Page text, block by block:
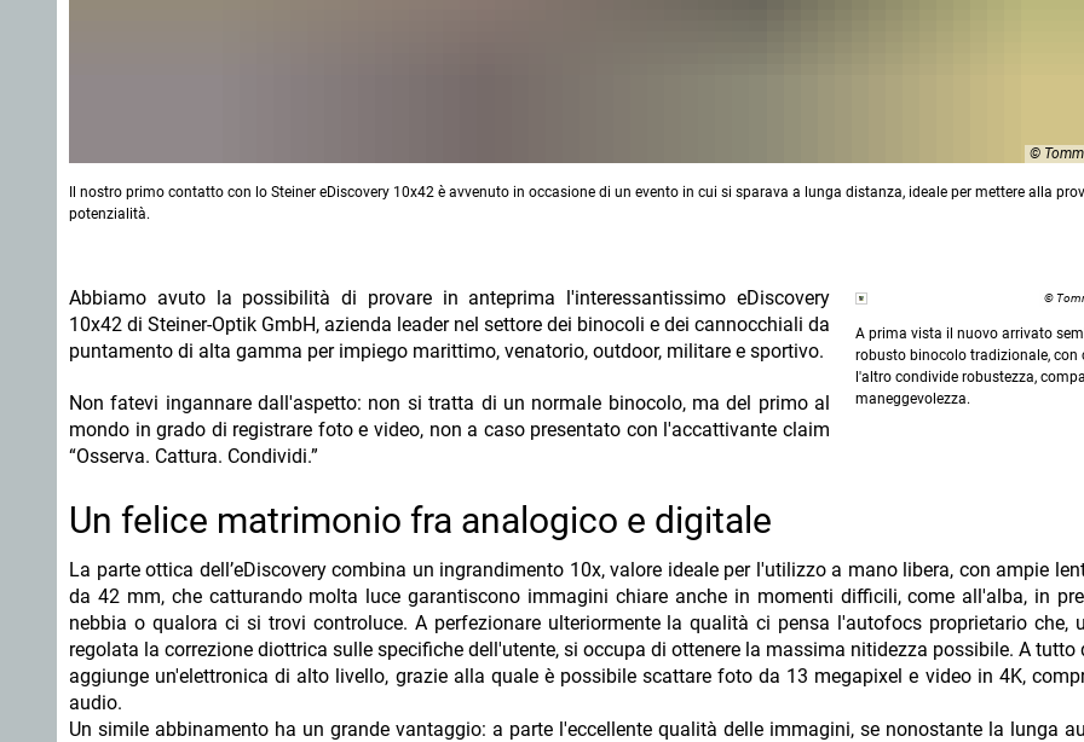
©
Il nostro primo contatto con lo Steiner eDiscovery 10x42 è avvenuto in occasione di un evento in cui si sparava a lunga distanza, ideale per mettere alla
potenzialità.
©
A prima vista il nuovo arrivato
robusto binocolo tradizionale, con
l'altro condivide robustezza,
maneggevolezza.
Abbiamo avuto la possibilità di provare in anteprima l'interessantissimo eDiscovery
10x42 di Steiner-Optik GmbH, azienda leader nel settore dei binocoli e dei cannocchiali da
puntamento di alta gamma per impiego marittimo, venatorio, outdoor, militare e sportivo.
Non fatevi ingannare dall'aspetto: non si tratta di un normale binocolo, ma del primo al
mondo in grado di registrare foto e video, non a caso presentato con l'accattivante claim
“Osserva. Cattura. Condividi.”
Un felice matrimonio fra analogico e digitale
La parte ottica dell’eDiscovery combina un ingrandimento 10x, valore ideale per l'utilizzo a mano libera, con ampie
da 42 mm, che catturando molta luce garantiscono immagini chiare anche in momenti difficili, come all'alba, in
nebbia o qualora ci si trovi controluce. A perfezionare ulteriormente la qualità ci pensa l'autofocs proprietario che,
regolata la correzione diottrica sulle specifiche dell'utente, si occupa di ottenere la massima nitidezza possibile. A tutto
aggiunge un'elettronica di alto livello, grazie alla quale è possibile scattare foto da 13 megapixel e video in 4K,
audio.
Un simile abbinamento ha un grande vantaggio: a parte l'eccellente qualità delle immagini, se nonostante la lunga